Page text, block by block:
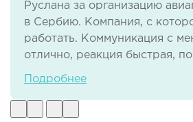
Руслана за организацию
в Сербию. Компания, с
работать. Коммуникация с
отлично, реакция быстрая,
тоже нет никаких проблем. И
виде.
Подробнее